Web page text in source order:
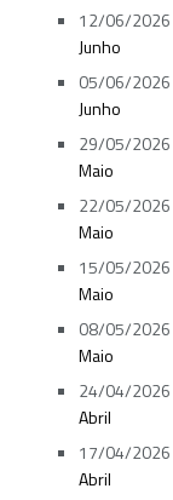
12/06/2026
Junho
05/06/2026
Junho
29/05/2026
Maio
22/05/2026
Maio
15/05/2026
Maio
08/05/2026
Maio
24/04/2026
Abril
17/04/2026
Abril